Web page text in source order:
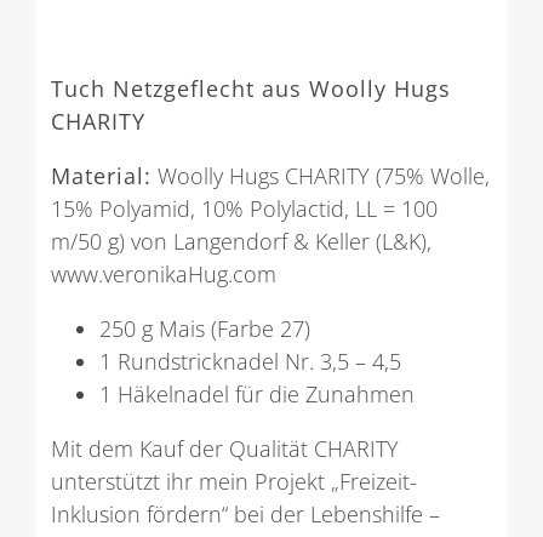
Tuch Netzgeflecht aus Woolly Hugs
CHARITY
Material: Woolly Hugs CHARITY (75% Wolle,
15% Polyamid, 10% Polylactid, LL = 100
m/50 g) von Langendorf & Keller (L&K),
www.veronikaHug.com
250 g Mais (Farbe 27)
1 Rundstricknadel Nr. 3,5 – 4,5
1 Häkelnadel für die Zunahmen
Mit dem Kauf der Qualität CHARITY
unterstützt ihr mein Projekt „Freizeit-
Inklusion fördern“ bei der Lebenshilfe –